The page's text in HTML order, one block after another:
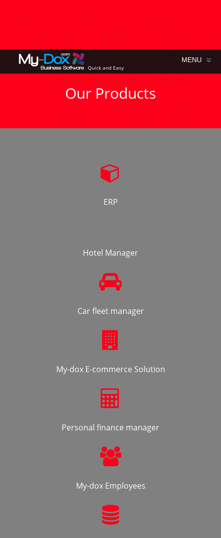
Quick and Easy
Our Products
ERP
Hotel Manager
Car fleet manager
My-dox E-commerce Solution
Personal finance manager
My-dox Employees